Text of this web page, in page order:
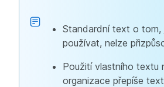
Standardní text o tom,
používat, nelze
Použití vlastního textu
organizace přepíše